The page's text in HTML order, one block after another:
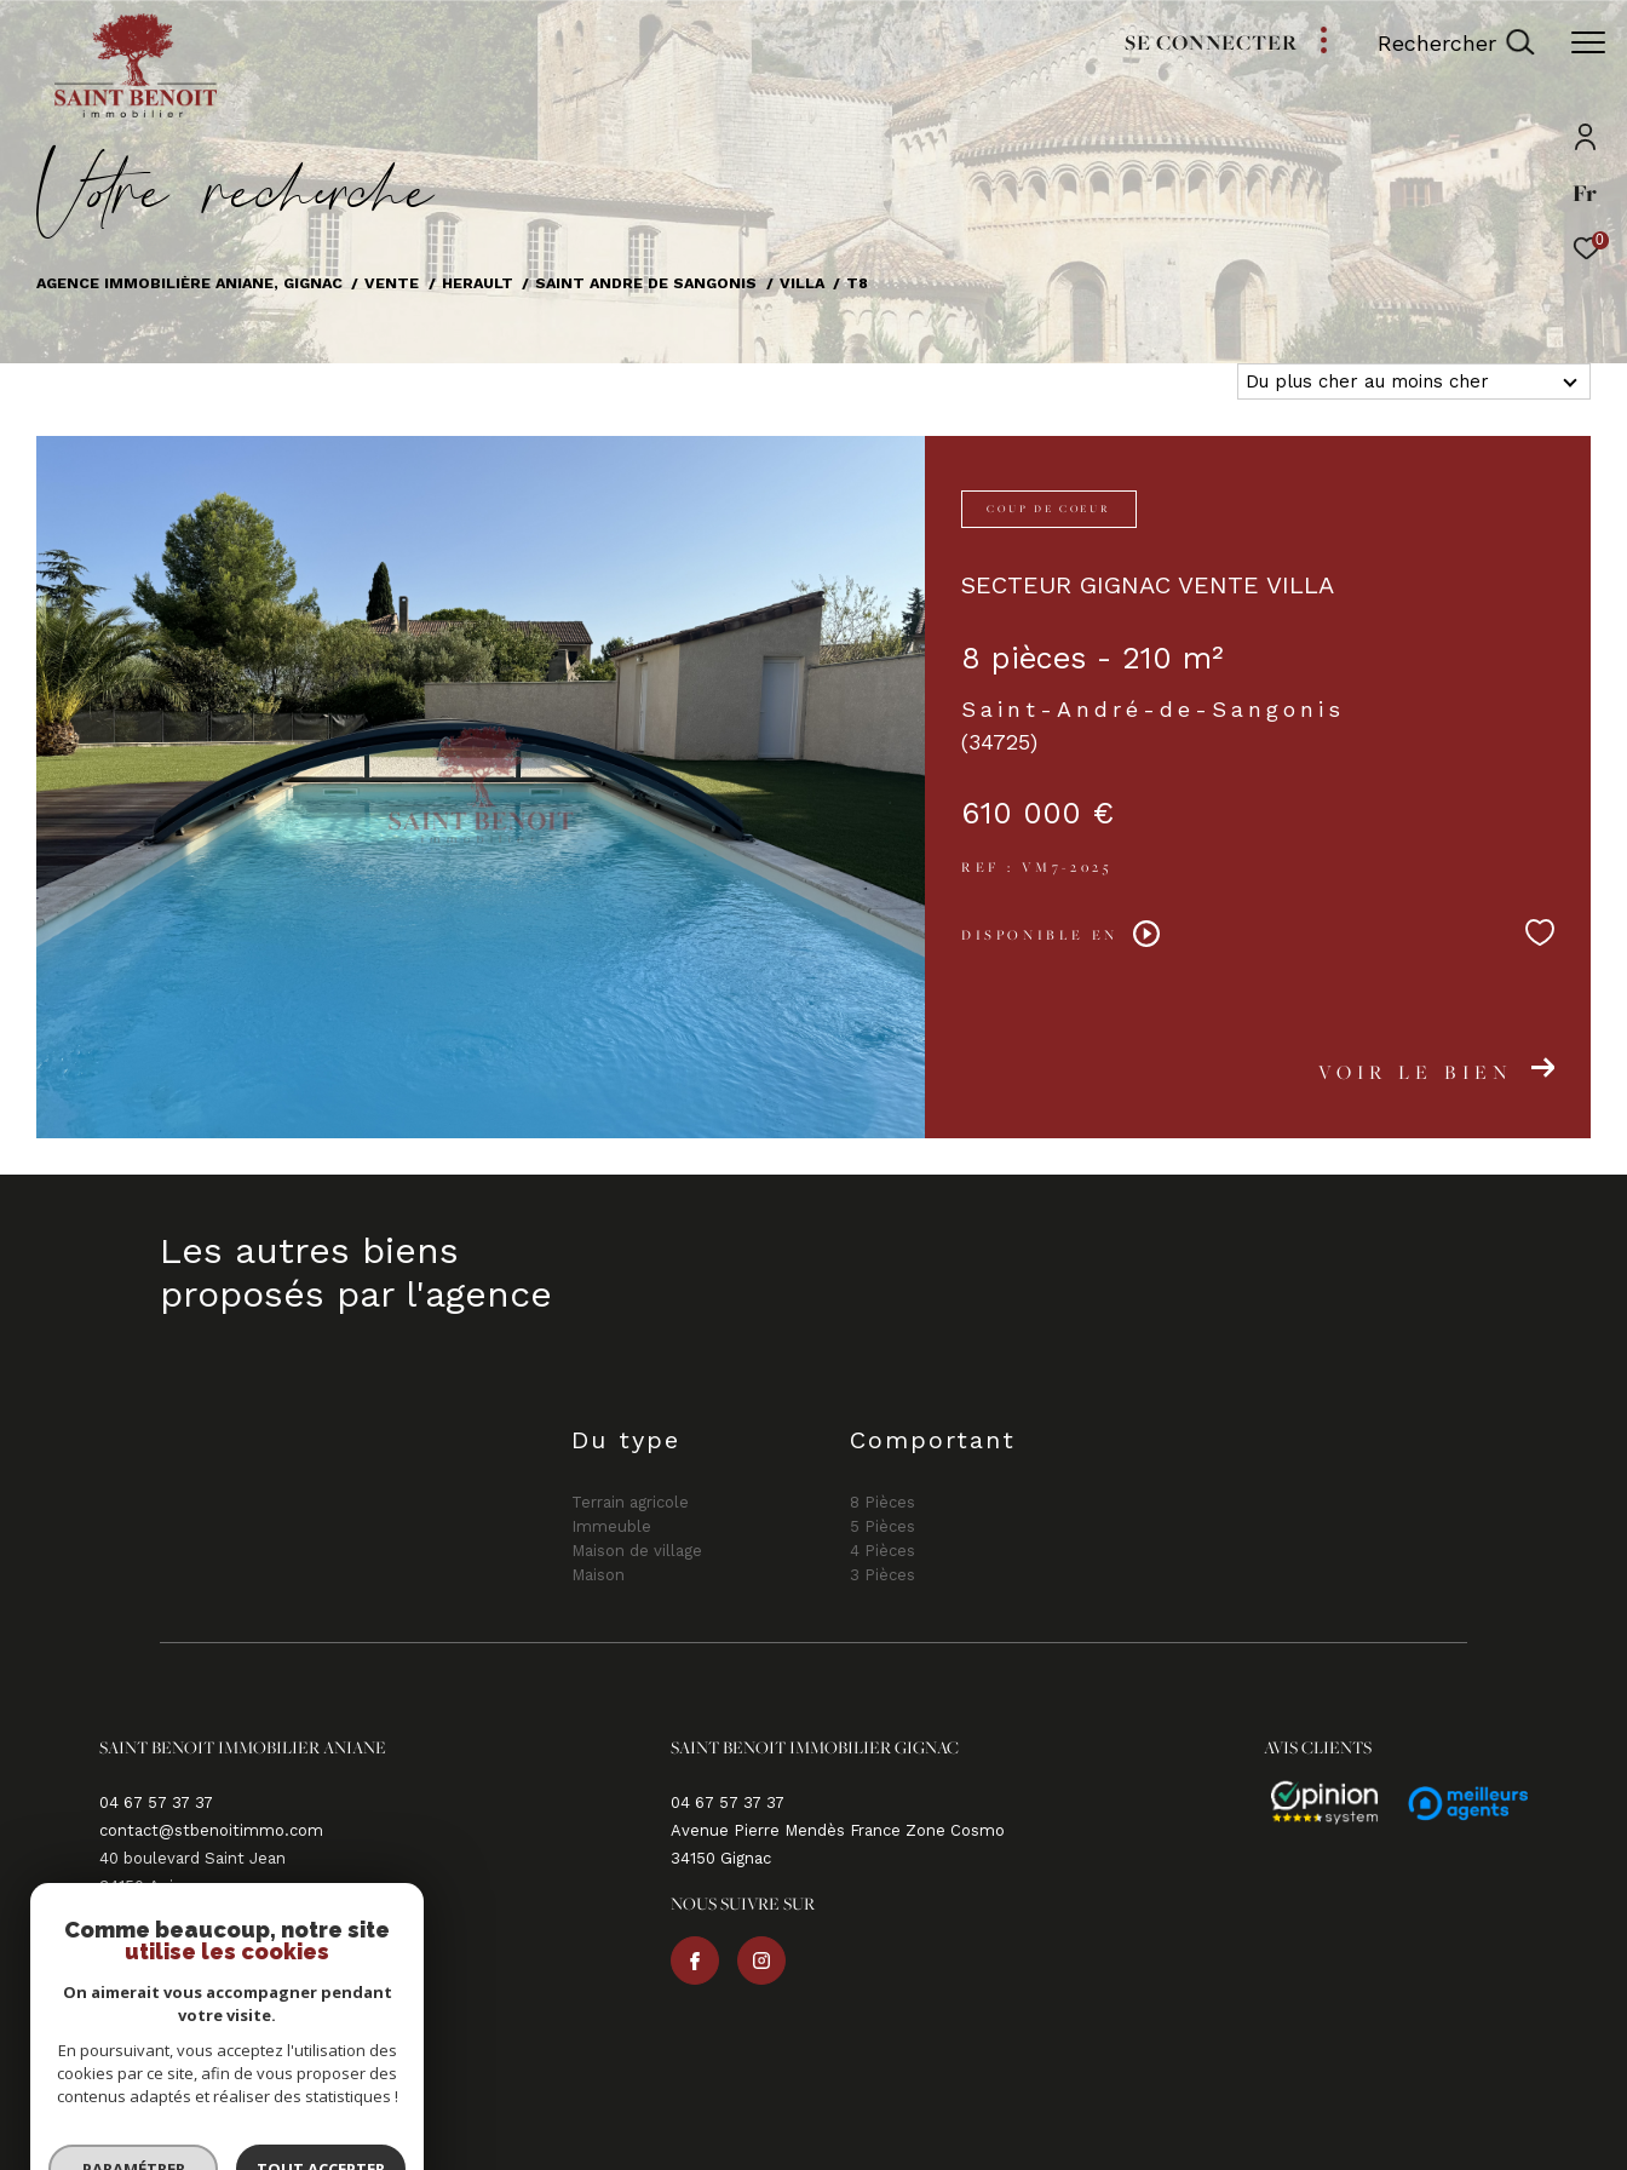
Fr
0
SE CONNECTER Rechercher
Vore recece
AGENCE IMMOBILIÈRE ANIANE, GIGNAC VENTE HERAULT SAINT ANDRE DE SANGONIS VILLA T8
Du plus cher au moins cher
COUP DE COEUR
SECTEUR GIGNAC VENTE VILLA
8 pièces - 210 m²
Saint-André-de-Sangonis
(34725)
610 000 €
REF : VM7-2025
DISPONIBLE EN
VOIR LE BIEN
Les autres biens
proposés par l'agence
Du type
Terrain agricole
Immeuble
Maison de village
Maison
Comportant
8 Pièces
5 Pièces
4 Pièces
3 Pièces
SAINT BENOIT IMMOBILIER ANIANE
04 67 57 37 37
contact@stbenoitimmo.com
40 boulevard Saint Jean
34150 aniane
NOUS SUIVRE SUR
SAINT BENOIT IMMOBILIER GIGNAC
04 67 57 37 37
Avenue Pierre Mendès France Zone Cosmo
34150
gignac
NOUS SUIVRE SUR
AVIS CLIENTS
ADHÉRENTS
Comme beaucoup, notre site
utilise les cookies
On aimerait vous accompagner pendant
votre visite.
En poursuivant, vous acceptez l'utilisation des
cookies par ce site, afin de vous proposer des
contenus adaptés et réaliser des statistiques !